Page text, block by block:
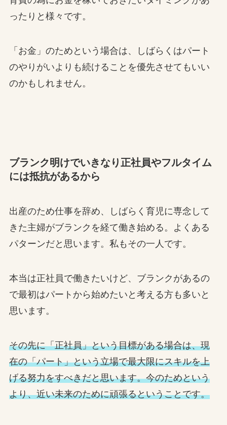
ったりと様々です。
「お金」のためという場合は、しばらくはパート
のやりがいよりも続けることを優先させてもいい
のかもしれません。
ブランク明けでいきなり正社員やフルタイム
には抵抗があるから
出産のため仕事を辞め、しばらく育児に専念して
きた主婦がブランクを経て働き始める。よくある
パターンだと思います。私もその一人です。
本当は正社員で働きたいけど、ブランクがあるの
で最初はパートから始めたいと考える方も多いと
思います。
その先に「正社員」という目標がある場合は、現
在の「パート」という立場で最大限にスキルを上
げる努力をすべきだと思います。今のためという
より、近い未来のために頑張るということです。